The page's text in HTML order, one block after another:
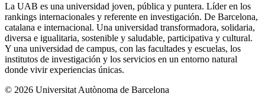
La UAB es una universidad joven, pública y puntera. Líder en los
rankings internacionales y referente en investigación. De Barcelona,
catalana e internacional. Una universidad transformadora, solidaria,
diversa e igualitaria, sostenible y saludable, participativa y cultural.
Y una universidad de campus, con las facultades y escuelas, los
institutos de investigación y los servicios en un entorno natural
donde vivir experiencias únicas.
© 2026 Universitat Autònoma de Barcelona